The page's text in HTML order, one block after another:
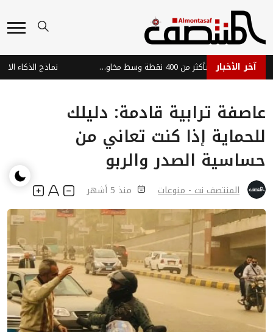
آخر الأخبار مؤشر داو جونز يهوي بأكثر من 400 نقطة وسط مخاوف المستثمرين
عاصفة ترابية قادمة: دليلك
للحماية إذا كنت تعاني من
حساسية الصدر والربو
المنتصف نت - منوعات منذ 5 أشهر